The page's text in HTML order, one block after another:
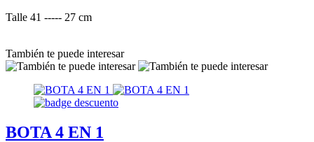
Talle 41 ----- 27 cm
También te puede interesar
BOTA 4 EN 1